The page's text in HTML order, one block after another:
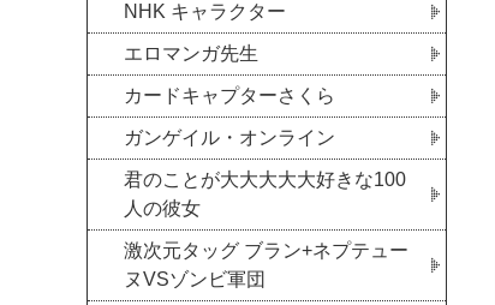
NHK キャラクター
エロマンガ先生
カードキャプターさくら
ガンゲイル・オンライン
君のことが大大大大大好きな100
人の彼女
激次元タッグ ブラン+ネプテュー
ヌVSゾンビ軍団